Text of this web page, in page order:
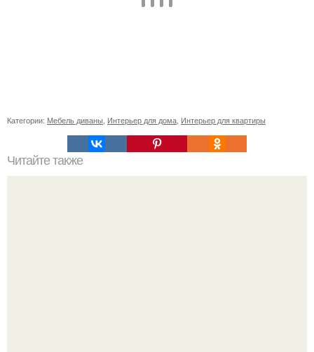
Категории: Мебель диваны Интерьер для дома Интерьер для квартиры
Читайте также